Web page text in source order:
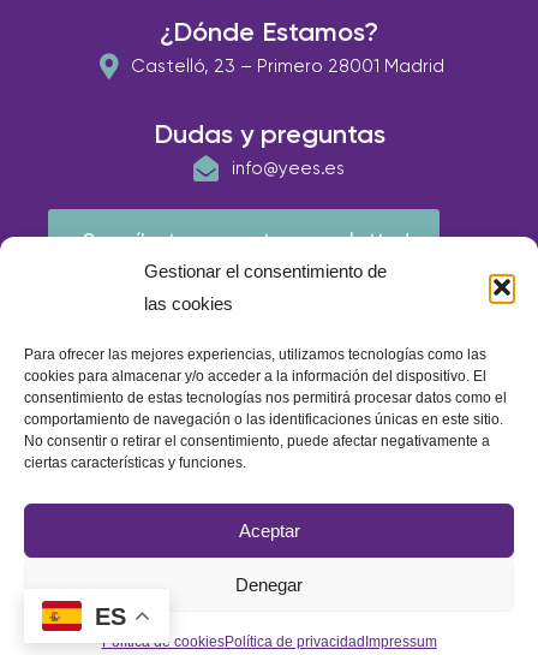
Gestionar el consentimiento de
las cookies
Para ofrecer las mejores experiencias, utilizamos tecnologías como las
cookies para almacenar y/o acceder a la información del dispositivo. El
consentimiento de estas tecnologías nos permitirá procesar datos como el
comportamiento de navegación o las identificaciones únicas en este sitio.
No consentir o retirar el consentimiento, puede afectar negativamente a
ciertas características y funciones.
Aceptar
Denegar
Política de cookiesPolítica de privacidad Impressum
¿Dónde Estamos?
Castelló, 23 – Primero 28001 Madrid
Dudas y preguntas
info@yees.es
¡Suscríbete a nuestra newsletter!
Política de cookies
ES